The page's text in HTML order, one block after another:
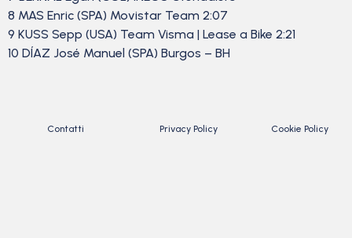
8 MAS Enric (SPA) Movistar Team 2:07
9 KUSS Sepp (USA) Team Visma | Lease a Bike 2:21
10 DÍAZ José Manuel (SPA) Burgos – BH
Contatti Privacy Policy Cookie Policy